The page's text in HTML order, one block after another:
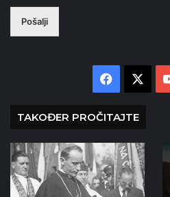
Pošalji
Facebook
TAKOĐER PROČITAJTE